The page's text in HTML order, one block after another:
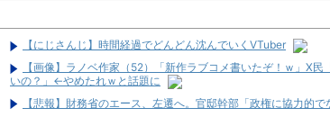
【にじさんじ】時間経過でどんどん沈んでいくVTuber
【画像】ラノベ作家（52）「新作ラブコメ書いたぞ！ｗ」X
いの？」←やめたれｗと話題に
【悲報】財務省のエース、左遷へ。官邸幹部「政権に協力的で